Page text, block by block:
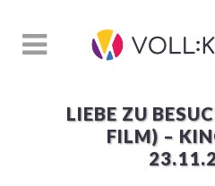
LIEBE ZU
FILM) –